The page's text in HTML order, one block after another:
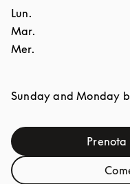
Lun.
Mar.
Mer.
Sunday and Monday